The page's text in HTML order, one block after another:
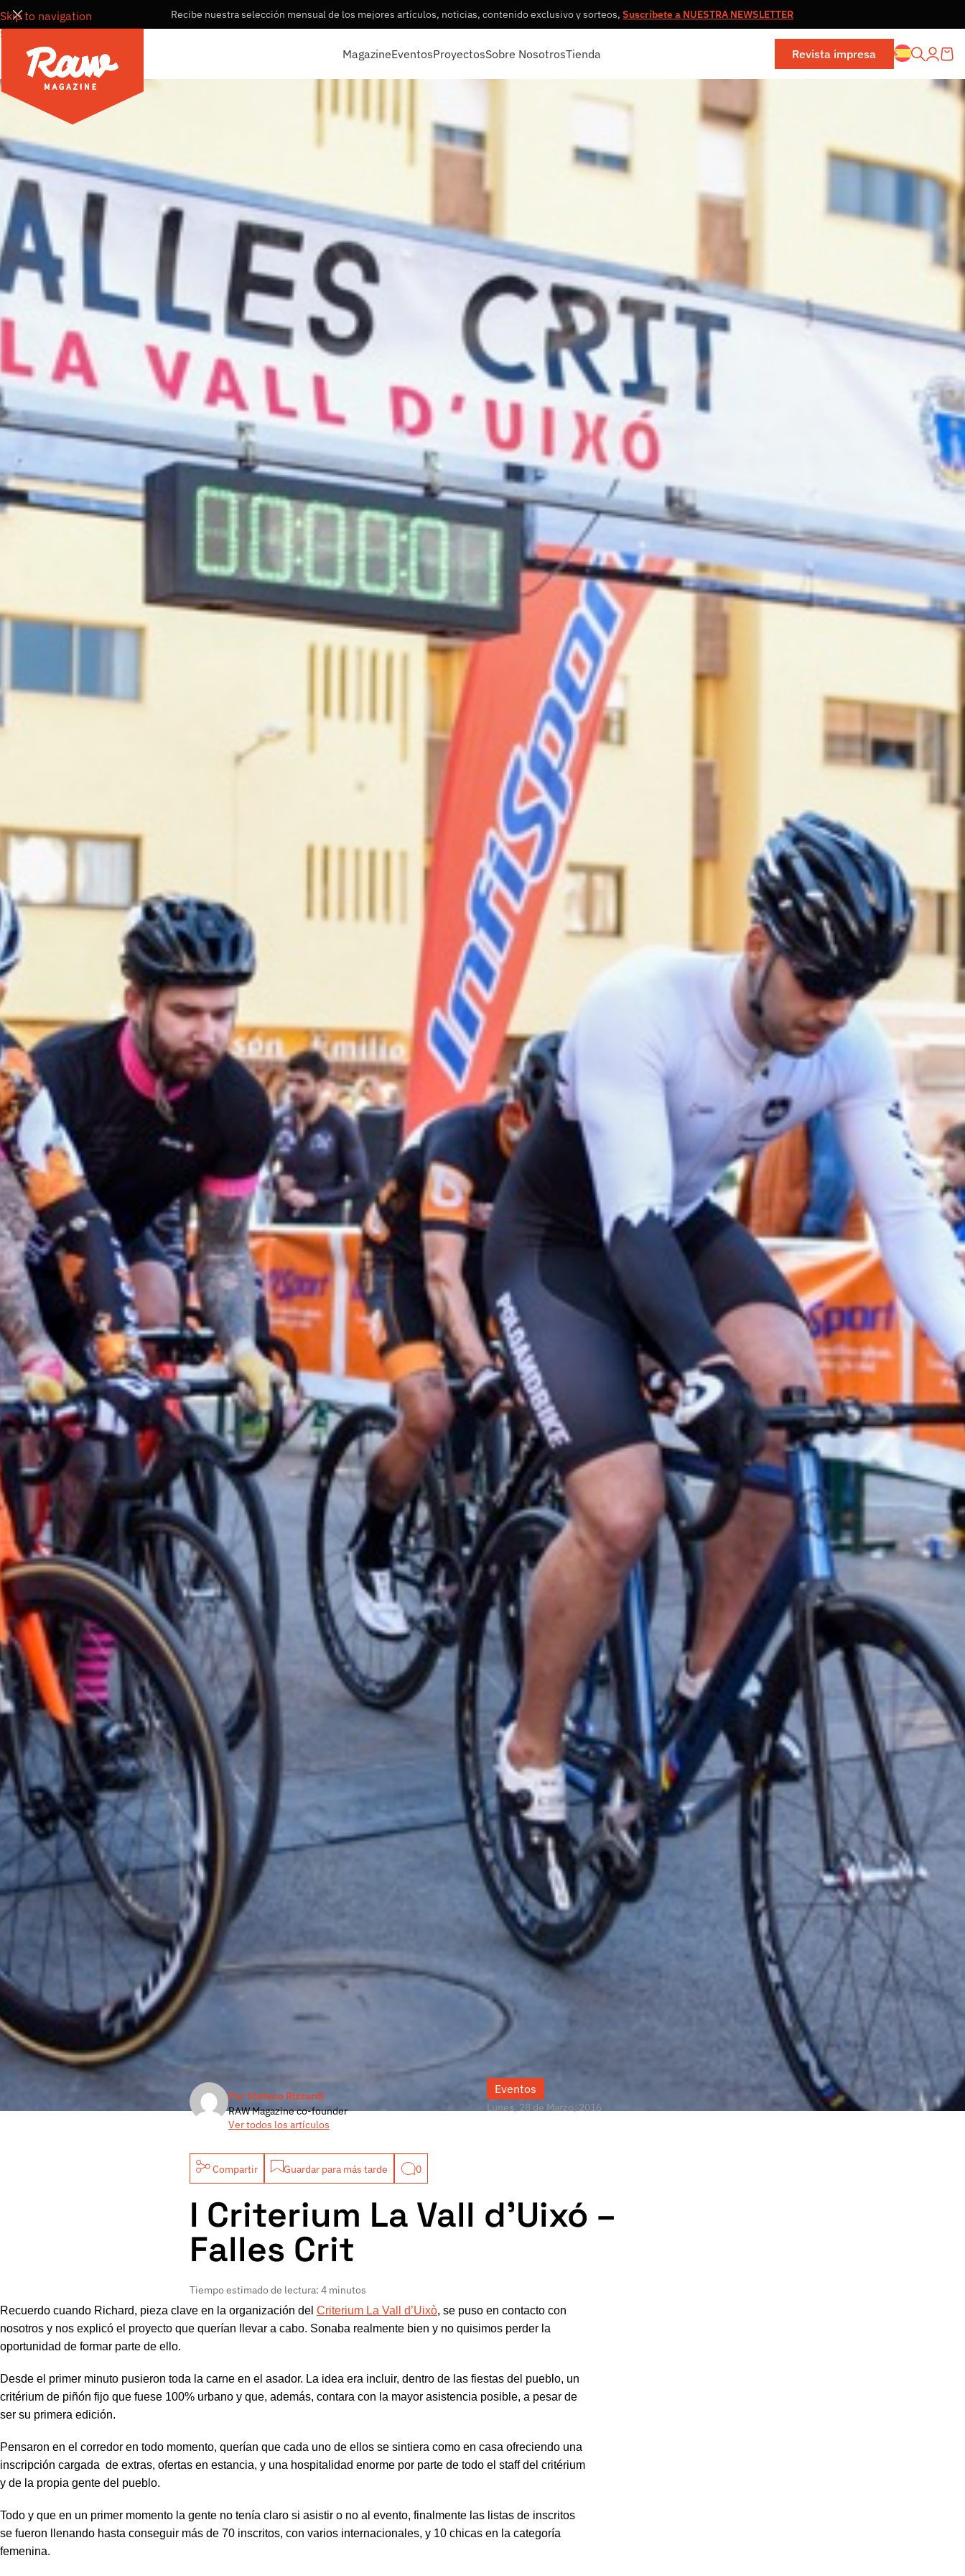
Skip to navigation
Skip to main content
Recibe nuestra selección mensual de los mejores artículos, noticias, contenido exclusivo y sorteos,Suscríbete a NUESTRA NEWSLETTER
MagazineEventosProyectosSobre NosotrosTienda Revista impresa
Por Stefano Rizzardi
RAW Magazine co-founder
Ver todos los artículos
Eventos
Lunes, 28 de Marzo, 2016
Compartir Guardar para más tarde 0
I Criterium La Vall d’Uixó –
Falles Crit
Tiempo estimado de lectura: 4 minutos
Recuerdo cuando Richard, pieza clave en la organización delCriterium La Vall d’Uixò, se puso en contacto con
nosotros y nos explicó el proyecto que querían llevar a cabo. Sonaba realmente bien y no quisimos perder la
oportunidad de formar parte de ello.
Desde el primer minuto pusieron toda la carne en el asador. La idea era incluir, dentro de las fiestas del pueblo, un
critérium de piñón fijo que fuese 100% urbano y que, además, contara con la mayor asistencia posible, a pesar de
ser su primera edición.
Pensaron en el corredor en todo momento, querían que cada uno de ellos se sintiera como en casa ofreciendo una
inscripción cargada de extras, ofertas en estancia, y una hospitalidad enorme por parte de todo el staff del critérium
y de la propia gente del pueblo.
Todo y que en un primer momento la gente no tenía claro si asistir o no al evento, finalmente las listas de inscritos
se fueron llenando hasta conseguir más de 70 inscritos, con varios internacionales, y 10 chicas en la categoría
femenina.